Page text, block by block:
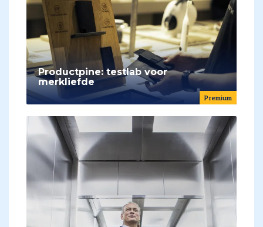
Premium
Productpine: testlab voor
merkliefde